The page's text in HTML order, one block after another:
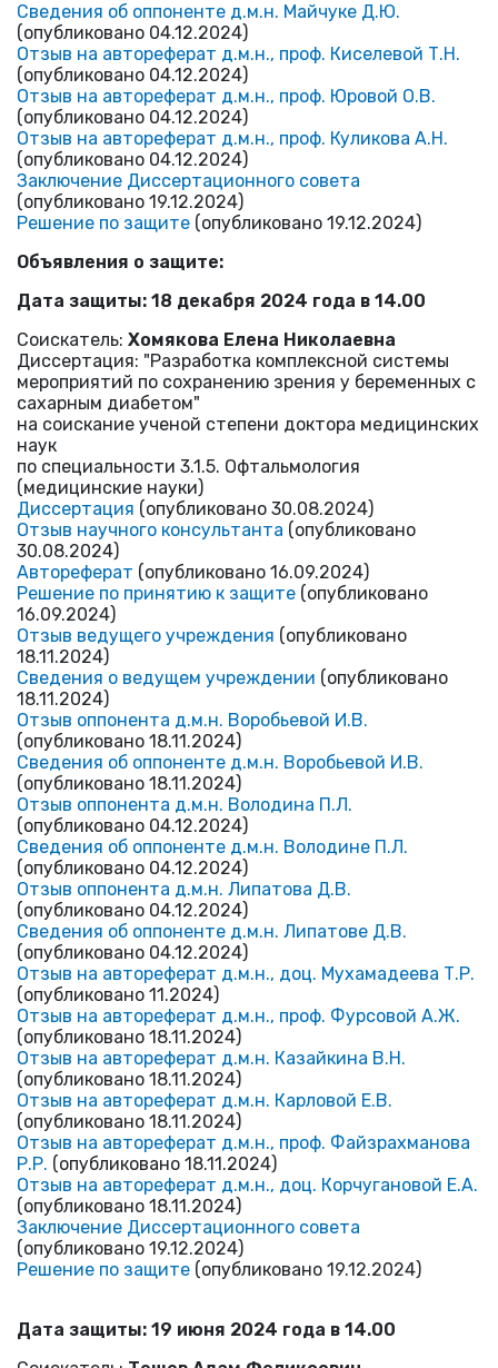
Сведения об оппоненте д.м.н. Майчуке Д.Ю.
(опубликовано 04.12.2024)
Отзыв на автореферат д.м.н., проф. Киселевой Т.Н.
(опубликовано 04.12.2024)
Отзыв на автореферат д.м.н., проф. Юровой О.В.
(опубликовано 04.12.2024)
Отзыв на автореферат д.м.н., проф. Куликова А.Н.
(опубликовано 04.12.2024)
Заключение Диссертационного совета
(опубликовано 19.12.2024)
Решение по защите (опубликовано 19.12.2024)
Объявления о защите:
Дата защиты: 18 декабря 2024 года в 14.00
Соискатель: Хомякова Елена Николаевна
Диссертация: "Разработка комплексной системы
мероприятий по сохранению зрения у беременных с
сахарным диабетом"
на соискание ученой степени доктора медицинских
наук
по специальности 3.1.5. Офтальмология
(медицинские науки)
Диссертация (опубликовано 30.08.2024)
Отзыв научного консультанта (опубликовано
30.08.2024)
Автореферат (опубликовано 16.09.2024)
Решение по принятию к защите (опубликовано
16.09.2024)
Отзыв ведущего учреждения (опубликовано
18.11.2024)
Сведения о ведущем учреждении (опубликовано
18.11.2024)
Отзыв оппонента д.м.н. Воробьевой И.В.
(опубликовано 18.11.2024)
Сведения об оппоненте д.м.н. Воробьевой И.В.
(опубликовано 18.11.2024)
Отзыв оппонента д.м.н. Володина П.Л.
(опубликовано 04.12.2024)
Сведения об оппоненте д.м.н. Володине П.Л.
(опубликовано 04.12.2024)
Отзыв оппонента д.м.н. Липатова Д.В.
(опубликовано 04.12.2024)
Сведения об оппоненте д.м.н. Липатове Д.В.
(опубликовано 04.12.2024)
Отзыв на автореферат д.м.н., доц. Мухамадеева Т.Р.
(опубликовано 11.2024)
Отзыв на автореферат д.м.н., проф. Фурсовой А.Ж.
(опубликовано 18.11.2024)
Отзыв на автореферат д.м.н. Казайкина В.Н.
(опубликовано 18.11.2024)
Отзыв на автореферат д.м.н. Карловой Е.В.
(опубликовано 18.11.2024)
Отзыв на автореферат д.м.н., проф. Файзрахманова
Р.Р. (опубликовано 18.11.2024)
Отзыв на автореферат д.м.н., доц. Корчугановой Е.А.
(опубликовано 18.11.2024)
Заключение Диссертационного совета
(опубликовано 19.12.2024)
Решение по защите (опубликовано 19.12.2024)
Дата защиты: 19 июня 2024 года в 14.00